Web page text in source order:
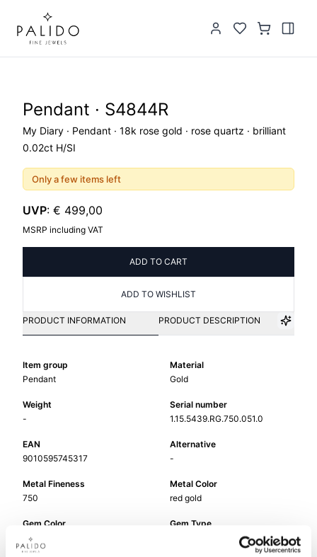
Pendant · S4844R
My Diary · Pendant · 18k rose gold · rose quartz · brilliant
0.02ct H/SI
Only a few items left
UVP: € 499,00
MSRP including VAT
ADD TO CART
ADD TO WISHLIST
PRODUCT INFORMATION PRODUCT DESCRIPTION
Item group
Pendant
Material
Gold
Weight
-
Serial number
1.15.5439.RG.750.051.0
EAN
9010595745317
Alternative
-
Metal Fineness
750
Metal Color
red gold
Gem Color
pink
Gem Type